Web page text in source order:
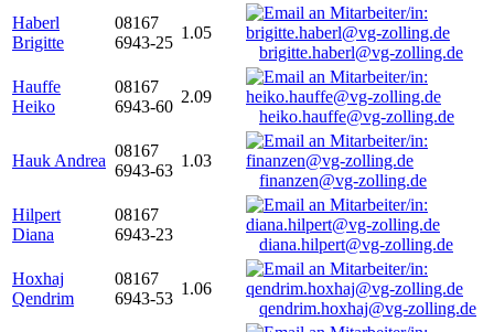
Haberl
Brigitte
08167
6943-25
1.05
brigitte.haberl@vg-zolling.de
Hauffe
Heiko
08167
6943-60
2.09
heiko.hauffe@vg-zolling.de
Hauk Andrea
08167
6943-63
1.03
finanzen@vg-zolling.de
Hilpert
Diana
08167
6943-23
diana.hilpert@vg-zolling.de
Hoxhaj
Qendrim
08167
6943-53
1.06
qendrim.hoxhaj@vg-zolling.de